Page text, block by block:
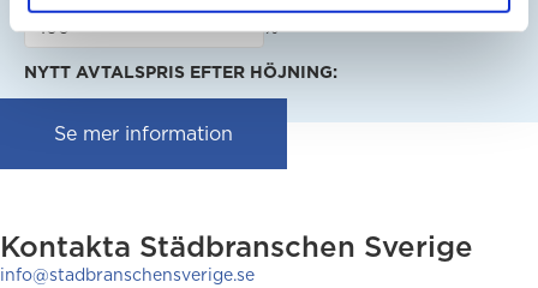
%
NYTT AVTALSPRIS EFTER HÖJNING:
Se mer information
Kontakta Städbranschen Sverige
info@stadbranschensverige.se